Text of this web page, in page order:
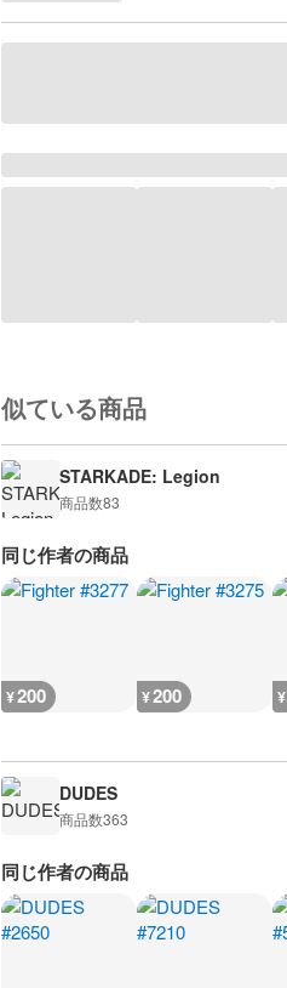
似ている商品
STARKADE: Legion
商品数83
同じ作者の商品
¥200 ¥200 ¥
DUDES
商品数363
同じ作者の商品